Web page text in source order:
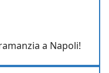
a Napoli!